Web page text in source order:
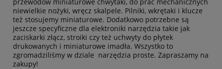
niewielkie nożyki, wręcz skalpele. Pilniki, wkrętaki i klucze
też stosujemy miniaturowe. Dodatkowo potrzebne są
jeszcze specyficzne dla elektroniki narzędzia takie jak
zaciskarki złącz, stroiki czy też uchwyty do płytek
drukowanych i miniaturowe imadła. Wszystko to
zgromadziliśmy w dziale narzędzia proste. Zapraszamy na
zakupy!